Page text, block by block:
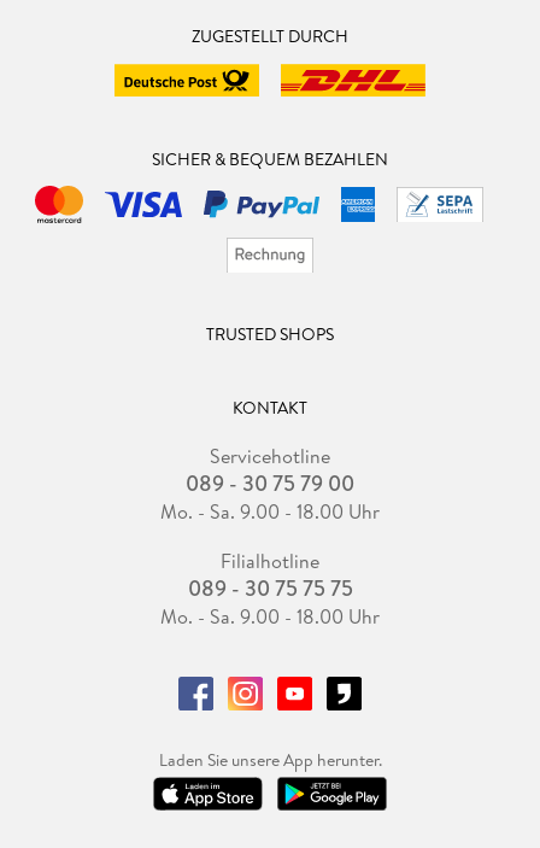
ZUGESTELLT DURCH
SICHER & BEQUEM BEZAHLEN
TRUSTED SHOPS
KONTAKT
Servicehotline
089 - 30 75 79 00
Mo. - Sa. 9.00 - 18.00 Uhr
Filialhotline
089 - 30 75 75 75
Mo. - Sa. 9.00 - 18.00 Uhr
Laden Sie unsere App herunter.